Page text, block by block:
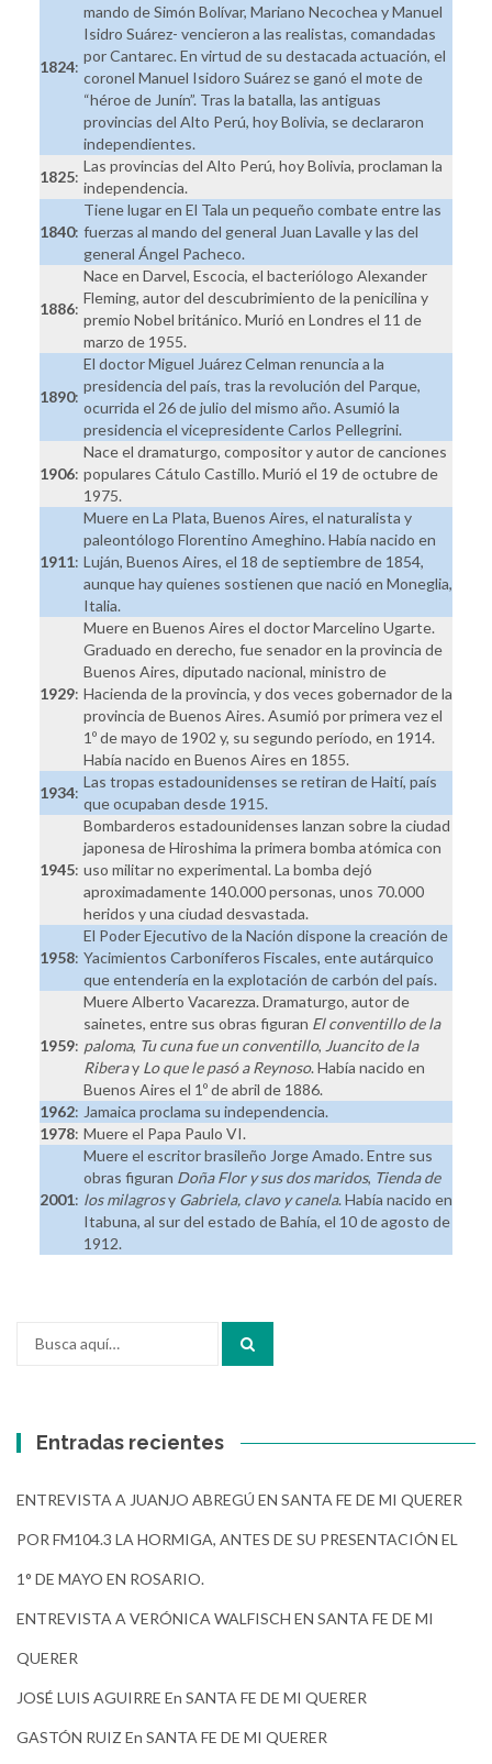
1824:
mando de Simón Bolívar, Mariano Necochea y Manuel
Isidro Suárez- vencieron a las realistas, comandadas
por Cantarec. En virtud de su destacada actuación, el
coronel Manuel Isidoro Suárez se ganó el mote de
“héroe de Junín”. Tras la batalla, las antiguas
provincias del Alto Perú, hoy Bolivia, se declararon
independientes.
1825:
Las provincias del Alto Perú, hoy Bolivia, proclaman la
independencia.
1840:
Tiene lugar en El Tala un pequeño combate entre las
fuerzas al mando del general Juan Lavalle y las del
general Ángel Pacheco.
1886:
Nace en Darvel, Escocia, el bacteriólogo Alexander
Fleming, autor del descubrimiento de la penicilina y
premio Nobel británico. Murió en Londres el 11 de
marzo de 1955.
1890:
El doctor Miguel Juárez Celman renuncia a la
presidencia del país, tras la revolución del Parque,
ocurrida el 26 de julio del mismo año. Asumió la
presidencia el vicepresidente Carlos Pellegrini.
1906:
Nace el dramaturgo, compositor y autor de canciones
populares Cátulo Castillo. Murió el 19 de octubre de
1975.
1911:
Muere en La Plata, Buenos Aires, el naturalista y
paleontólogo Florentino Ameghino. Había nacido en
Luján, Buenos Aires, el 18 de septiembre de 1854,
aunque hay quienes sostienen que nació en Moneglia,
Italia.
1929:
Muere en Buenos Aires el doctor Marcelino Ugarte.
Graduado en derecho, fue senador en la provincia de
Buenos Aires, diputado nacional, ministro de
Hacienda de la provincia, y dos veces gobernador de la
provincia de Buenos Aires. Asumió por primera vez el
1º de mayo de 1902 y, su segundo período, en 1914.
Había nacido en Buenos Aires en 1855.
1934:
Las tropas estadounidenses se retiran de Haití, país
que ocupaban desde 1915.
1945:
Bombarderos estadounidenses lanzan sobre la ciudad
japonesa de Hiroshima la primera bomba atómica con
uso militar no experimental. La bomba dejó
aproximadamente 140.000 personas, unos 70.000
heridos y una ciudad desvastada.
1958:
El Poder Ejecutivo de la Nación dispone la creación de
Yacimientos Carboníferos Fiscales, ente autárquico
que entendería en la explotación de carbón del país.
1959:
Muere Alberto Vacarezza. Dramaturgo, autor de
sainetes, entre sus obras figuran El conventillo de la
paloma, Tu cuna fue un conventillo, Juancito de la
Riberay Lo que le pasó a Reynoso. Había nacido en
Buenos Aires el 1º de abril de 1886.
1962: Jamaica proclama su independencia.
1978: Muere el Papa Paulo VI.
2001:
Muere el escritor brasileño Jorge Amado. Entre sus
obras figuran Doña Flor y sus dos maridos, Tienda de
los milagrosy Gabriela, clavo y canela. Había nacido en
Itabuna, al sur del estado de Bahía, el 10 de agosto de
1912.
Entradas recientes
ENTREVISTA A JUANJO ABREGÚ EN SANTA FE DE MI QUERER
POR FM104.3 LA HORMIGA, ANTES DE SU PRESENTACIÓN EL
1° DE MAYO EN ROSARIO.
ENTREVISTA A VERÓNICA WALFISCH EN SANTA FE DE MI
QUERER
JOSÉ LUIS AGUIRRE En SANTA FE DE MI QUERER
GASTÓN RUIZ En SANTA FE DE MI QUERER